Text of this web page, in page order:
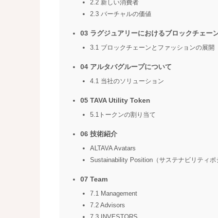
2.2 新しい消費者
2.3 バーチャルの価値
03 ラグジュアリーにおけるブロックチェー
3.1 ブロックチェーンとファッションの展開
04 アルタバグループについて
4.1 当社のソリューション
05 TAVA Utility Token
5.1トークンの割り当て
06 技術紹介
ALTAVA Avatars
Sustainability Position（サステナビリティポ
07 Team
7.1 Management
7.2 Advisors